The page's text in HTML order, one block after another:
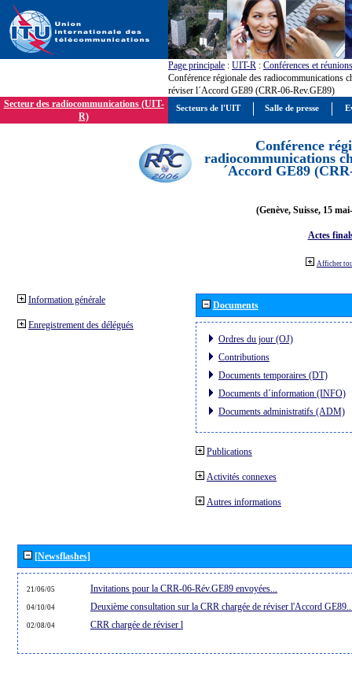
Page principale : UIT-R : Conférences et réunions
Conférence régionale des radiocommunications
réviser l´Accord GE89 (CRR-06-Rev.GE89)
Secteur des radiocommunications (UIT-
R)
Conférence
radiocommunications
´Accord GE89
(Genève, Suisse, 15
Actes
Afficher
Information générale
Enregistrement des délégués
Documents
Ordres du jour (OJ)
Contributions
Documents temporaires (DT)
Documents d´information (INFO)
Documents administratifs (ADM)
Publications
Activités connexes
Autres informations
[Newsflashes]
21/06/05 Invitations pour la CRR-06-Rév.GE89 envoyées...
04/10/04 Deuxième consultation sur la CRR chargée de réviser l'Accord
02/08/04 CRR chargée de réviser l
Secteurs de l'UIT Salle de presse